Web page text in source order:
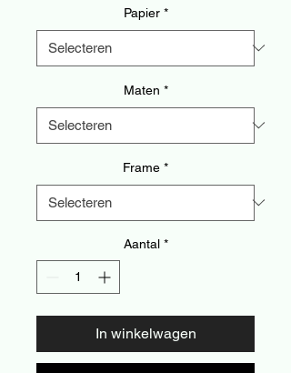
Papier *
Maten *
Frame *
Aantal *
In winkelwagen